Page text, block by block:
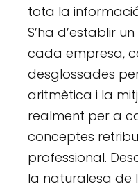
tota la
S’ha d’establir
cada empresa,
desglossades
aritmètica i la
realment per a
conceptes
professional.
la naturalesa de